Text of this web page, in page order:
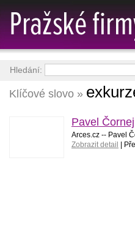
Klíčové slovo »
Pavel
Arces.cz -- Pavel
Zobrazit detail
|
Hledání: